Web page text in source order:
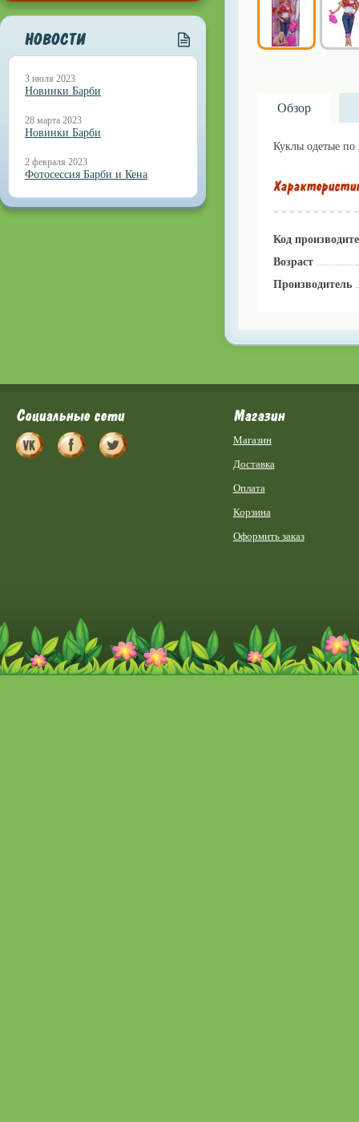
НОВОСТИ
3 июля 2023
Новинки Барби
28 марта 2023
Новинки Барби
2 февраля 2023
Фотосессия Барби и Кена
Обзор
Куклы одетые по
Код
Возраст
Производитель
Социальные сети Магазин
Магазин
Доставка
Оплата
Корзина
Оформить заказ